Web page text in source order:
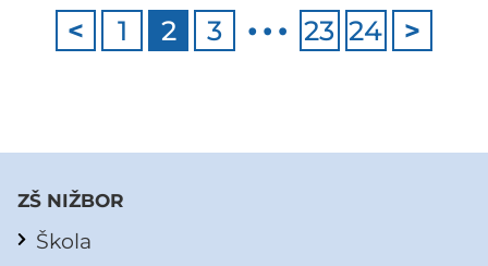
< 1 2 3 23 24 >
ZŠ NIŽBOR
Škola